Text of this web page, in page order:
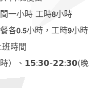
一小時 工時𝟴小時
各𝟬.𝟱小時，工時𝟵小時
時間
）、𝟭𝟱:𝟯𝟬-𝟮𝟮:𝟯𝟬(晚